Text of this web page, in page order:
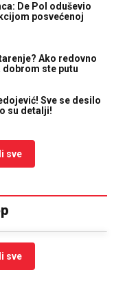
De Pol oduševio
posvećenoj
Ako redovno
dobrom ste putu
Sve se desilo
su detalji!
sve
sve